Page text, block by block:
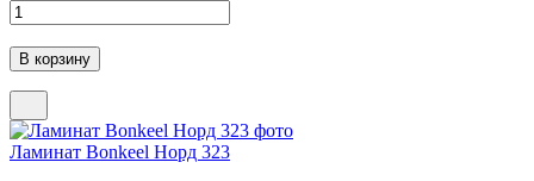
Ламинат Bonkeel Норд 323